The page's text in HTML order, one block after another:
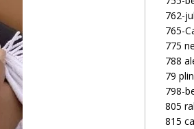
762-
765-
775
788
79
798-
805
815